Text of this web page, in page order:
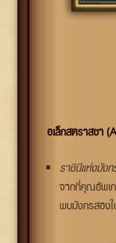
อเล็กสตราสซา
ราชินีแห่งมั
จากที่คุณอัพเก
พบมังกรสองใ